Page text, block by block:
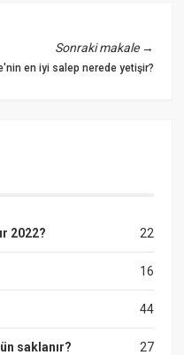
Sonraki makale→
en iyi salep nerede yetişir?
22
2022?
16
44
27
saklanır?